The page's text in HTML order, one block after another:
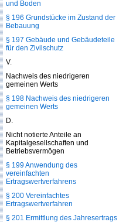
und Boden
§ 196 Grundstücke im Zustand der
Bebauung
§ 197 Gebäude und Gebäudeteile
für den Zivilschutz
V.
Nachweis des niedrigeren
gemeinen Werts
§ 198 Nachweis des niedrigeren
gemeinen Werts
D.
Nicht notierte Anteile an
Kapitalgesellschaften und
Betriebsvermögen
§ 199 Anwendung des
vereinfachten
Ertragswertverfahrens
§ 200 Vereinfachtes
Ertragswertverfahren
§ 201 Ermittlung des Jahresertrags